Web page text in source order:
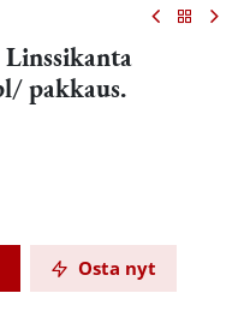
pakkaus.
Osta nyt